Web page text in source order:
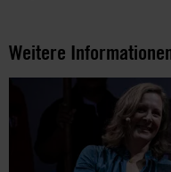
Weitere